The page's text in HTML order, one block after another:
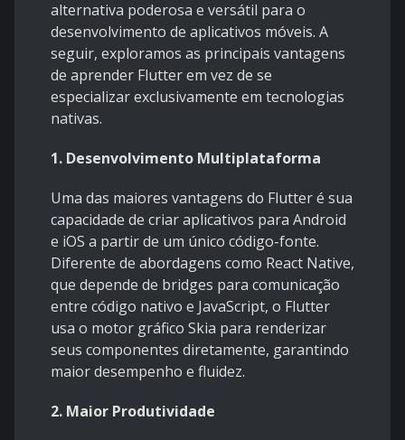
alternativa poderosa e versátil para o
desenvolvimento de aplicativos móveis. A
seguir, exploramos as principais vantagens
de aprender Flutter em vez de se
especializar exclusivamente em tecnologias
nativas.
1. Desenvolvimento Multiplataforma
Uma das maiores vantagens do Flutter é sua
capacidade de criar aplicativos para Android
e iOS a partir de um único código-fonte.
Diferente de abordagens como React Native,
que depende de bridges para comunicação
entre código nativo e JavaScript, o Flutter
usa o motor gráfico Skia para renderizar
seus componentes diretamente, garantindo
maior desempenho e fluidez.
2. Maior Produtividade